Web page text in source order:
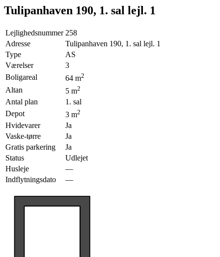
Tulipanhaven 190, 1. sal lejl. 1
Lejlighedsnummer 258
Adresse
Tulipanhaven 190, 1. sal lejl. 1
Type
AS
Værelser
3
Boligareal
64 m2
Altan 5 m2
Antal plan
1. sal
Depot
3 m2
Hvidevarer
Ja
Vaske-tørre
Ja
Gratis parkering
Ja
Status
Udlejet
Husleje
—
Indflytningsdato
—